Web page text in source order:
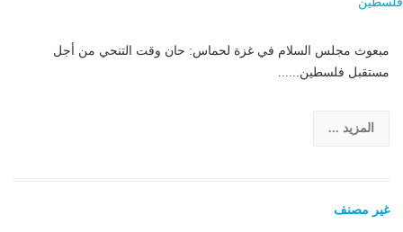
مبعوث مجلس السلام في غزة لحماس: حان وقت التنحي من أجل
مستقبل فلسطين......
المزيد ...
غير مصنف